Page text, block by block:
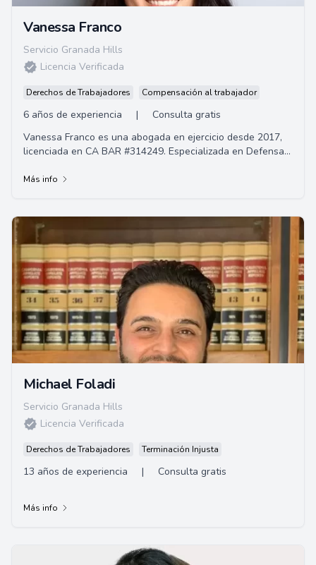
Vanessa Franco
Servicio Granada Hills
Licencia Verificada
Derechos de Trabajadores Compensación al trabajador
6 años de experiencia |
Consulta gratis
Vanessa Franco es una abogada en ejercicio desde 2017,
licenciada en CA BAR #314249. Especializada en Defensa
Más info
Michael Foladi
Servicio Granada Hills
Licencia Verificada
Derechos de Trabajadores Terminación Injusta
13 años de experiencia | Consulta gratis
Más info